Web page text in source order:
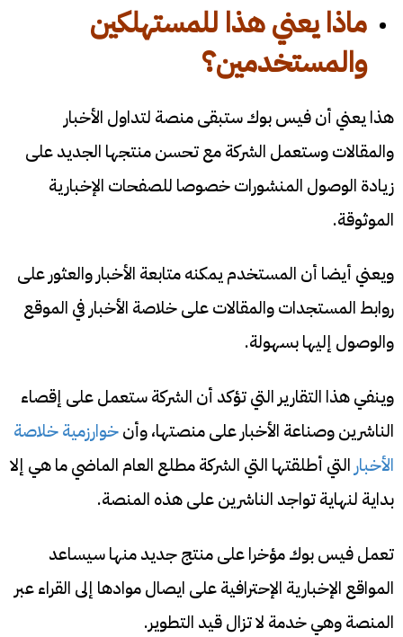
ماذا يعني هذا للمستهلكين
والمستخدمين؟
هذا يعني أن فيس بوك ستبقى منصة لتداول الأخبار
والمقالات وستعمل الشركة مع تحسن منتجها الجديد على
زيادة الوصول المنشورات خصوصا للصفحات الإخبارية
الموثوقة.
ويعني أيضا أن المستخدم يمكنه متابعة الأخبار والعثور على
روابط المستجدات والمقالات على خلاصة الأخبار في الموقع
والوصول إليها بسهولة.
وينفي هذا التقارير التي تؤكد أن الشركة ستعمل على إقصاء
الناشرين وصناعة الأخبار على منصتها، وأنخوارزمية خلاصة
الأخبار التي أطلقتها التي الشركة مطلع العام الماضي ما هي إلا
بداية لنهاية تواجد الناشرين على هذه المنصة.
تعمل فيس بوك مؤخرا على منتج جديد منها سيساعد
المواقع الإخبارية الإحترافية على ايصال موادها إلى القراء عبر
المنصة وهي خدمة لا تزال قيد التطوير.